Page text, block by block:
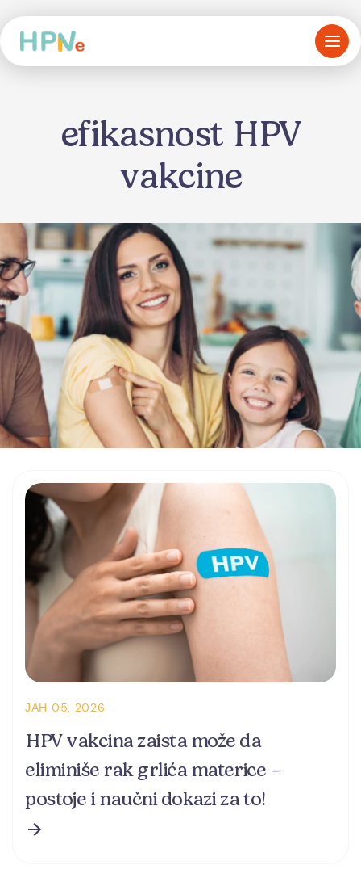
efikasnost HPV
vakcine
ЈАН 05, 2026
HPV vakcina zaista može da
eliminiše rak grlića materice –
postoje i naučni dokazi za to!